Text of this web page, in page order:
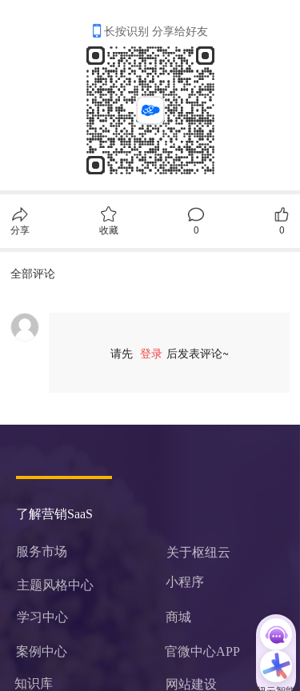
长按识别 分享给好友
分享 收藏 0 0
全部评论
请先 登录 后发表评论~
了解营销SaaS
关于枢纽云
服务市场
主题风格中心 小程序
学习中心 商城
案例中心 官微中心APP
知识库 网站建设